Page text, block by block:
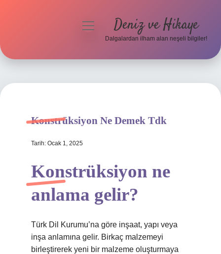
Hakkımızda
menüyü
Deniz ve Hikaye
Dalgalardan ilham alan neşeli bilgiler!
Konstrüksiyon Ne Demek Tdk
Tarih: Ocak 1, 2025
Konstrüksiyon ne
anlama gelir?
Türk Dil Kurumu’na göre inşaat, yapı veya
inşa anlamına gelir. Birkaç malzemeyi
birleştirerek yeni bir malzeme oluşturmaya